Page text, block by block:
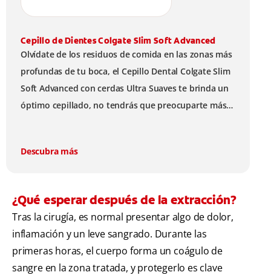
Cepillo de Dientes Colgate Slim Soft Advanced
Olvídate de los residuos de comida en las zonas más
profundas de tu boca, el Cepillo Dental Colgate Slim
Soft Advanced con cerdas Ultra Suaves te brinda un
óptimo cepillado, no tendrás que preocuparte más
Descubra más
¿Qué esperar después de la extracción?
Tras la cirugía, es normal presentar algo de dolor,
inflamación y un leve sangrado. Durante las
primeras horas, el cuerpo forma un coágulo de
sangre en la zona tratada, y protegerlo es clave